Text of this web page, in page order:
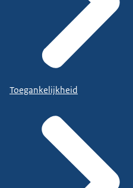
Toegankelijkheid